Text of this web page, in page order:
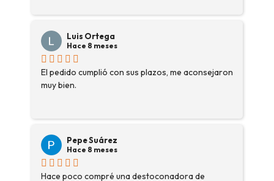
Luis Ortega
Hace 8 meses
El pedido cumplió con sus plazos, me aconsejaron
muy bien.
Pepe Suárez
Hace 8 meses
Hace poco compré una destoconadora de